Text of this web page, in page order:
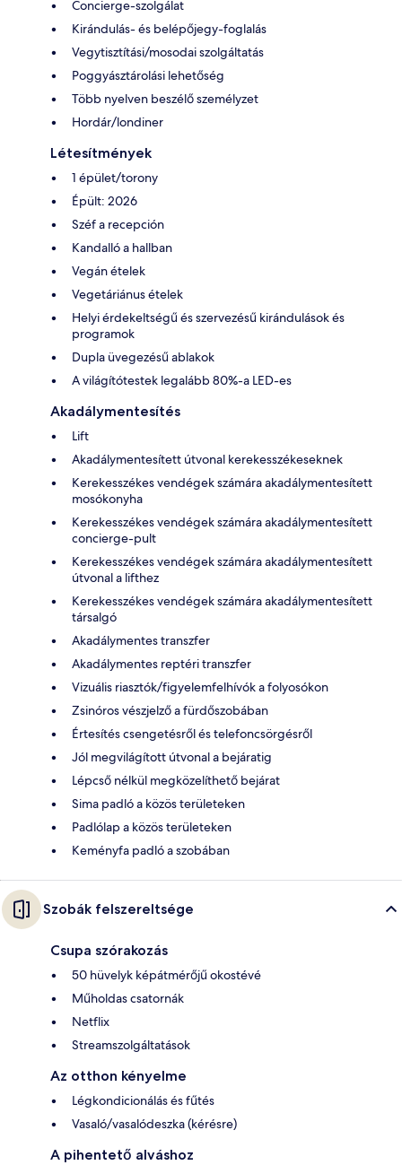
Concierge-szolgálat
Kirándulás- és belépőjegy-foglalás
Vegytisztítási/mosodai szolgáltatás
Poggyásztárolási lehetőség
Több nyelven beszélő személyzet
Hordár/londiner
Létesítmények
1 épület/torony
Épült: 2026
Széf a recepción
Kandalló a hallban
Vegán ételek
Vegetáriánus ételek
Helyi érdekeltségű és szervezésű kirándulások és
programok
Dupla üvegezésű ablakok
A világítótestek legalább 80%-a LED-es
Akadálymentesítés
Lift
Akadálymentesített útvonal kerekesszékeseknek
Kerekesszékes vendégek számára akadálymentesített
mosókonyha
Kerekesszékes vendégek számára akadálymentesített
concierge-pult
Kerekesszékes vendégek számára akadálymentesített
útvonal a lifthez
Kerekesszékes vendégek számára akadálymentesített
társalgó
Akadálymentes transzfer
Akadálymentes reptéri transzfer
Vizuális riasztók/figyelemfelhívók a folyosókon
Zsinóros vészjelző a fürdőszobában
Értesítés csengetésről és telefoncsörgésről
Jól megvilágított útvonal a bejáratig
Lépcső nélkül megközelíthető bejárat
Sima padló a közös területeken
Padlólap a közös területeken
Keményfa padló a szobában
Szobák felszereltsége
Csupa szórakozás
50 hüvelyk képátmérőjű okostévé
Műholdas csatornák
Netflix
Streamszolgáltatások
Az otthon kényelme
Légkondicionálás és fűtés
Vasaló/vasalódeszka (kérésre)
A pihentető alváshoz